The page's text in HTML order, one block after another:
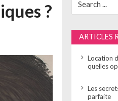
?
for:
ARTICLES
Location
quelles
Les
parfaite